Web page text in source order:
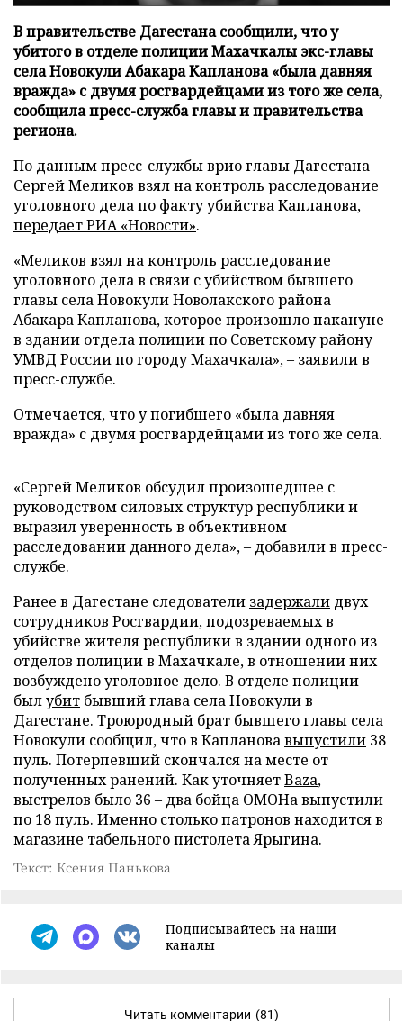
В правительстве Дагестана сообщили, что у
убитого в отделе полиции Махачкалы экс-главы
села Новокули Абакара Капланова «была давняя
вражда» с двумя росгвардейцами из того же села,
сообщила пресс-служба главы и правительства
региона.
По данным пресс-службы врио главы Дагестана
Сергей Меликов взял на контроль расследование
уголовного дела по факту убийства Капланова,
передаетРИА «Новости».
«Меликов взял на контроль расследование
уголовного дела в связи с убийством бывшего
главы села Новокули Новолакского района
Абакара Капланова, которое произошло накануне
в здании отдела полиции по Советскому району
УМВД России по городу Махачкала», – заявили в
пресс-службе.
Отмечается, что у погибшего «была давняя
вражда» с двумя росгвардейцами из того же села.
«Сергей Меликов обсудил произошедшее с
руководством силовых структур республики и
выразил уверенность в объективном
расследовании данного дела», – добавили в пресс-
службе.
Ранее в Дагестане следователи задержали двух
сотрудников Росгвардии, подозреваемых в
убийстве жителя республики в здании одного из
отделов полиции в Махачкале, в отношении них
возбуждено уголовное дело. В отделе полиции
былубит бывший глава села Новокули в
Дагестане. Троюродный брат бывшего главы села
Новокули сообщил, что в Каплановавыпустили 38
пуль. Потерпевший скончался на месте от
полученных ранений. Как уточняетBaza,
выстрелов было 36 – два бойца ОМОНа выпустили
по 18 пуль. Именно столько патронов находится в
магазине табельного пистолета Ярыгина.
Текст: Ксения Панькова
Подписывайтесь на наши
каналы
Читать комментарии (81)